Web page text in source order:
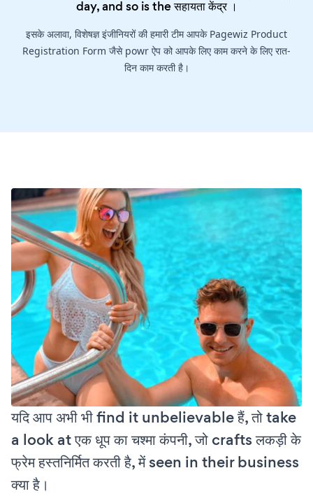
day, and so is theसहायता केंद्र।
इसके अलावा, विशेषज्ञ इंजीनियरों की हमारी टीम आपके Pagewiz Product
Registration Form जैसे powr ऐप को आपके लिए काम करने के लिए रात-
दिन काम करती है।
यदि आप अभी भी find it unbelievable हैं, तो take
a look at एक धूप का चश्मा कंपनी, जो crafts लकड़ी के
फ्रेम हस्तनिर्मित करती है, में seen in their business
क्या है।